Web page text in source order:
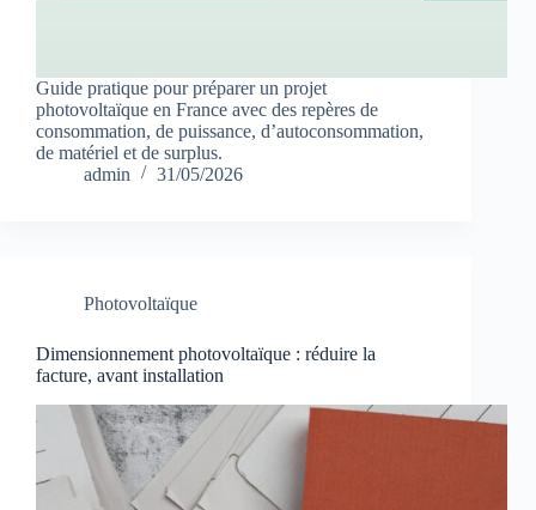
Guide pratique pour préparer un projet
photovoltaïque en France avec des repères de
consommation, de puissance, d’autoconsommation,
de matériel et de surplus.
admin
31/05/2026
Photovoltaïque
Dimensionnement photovoltaïque : réduire la
facture, avant installation